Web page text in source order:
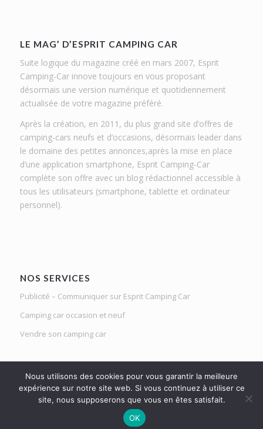
LE MAG’ D’ESPRIT CAMPING CAR
Suite logique du magazine créé en mars 2007, Esprit
Camping-Car innove toujours en vous proposant
désormais une version numérique et quotidiennement
actualisée de votre magazine préféré.
Après la création, en 2011, du plus grand site d’offres de
camping-cars neufs et d’occasions, désormais leader dans
le domaine des petites annonces,après la mise en place
d’une application smartphone, Esprit Camping-Car
complète son offre avec un blog rédactionnel accessible à
tous les utilisateurs (smartphone, tablette et ordinateur
personnel).
NOS SERVICES
Publicité – Communiquer sur Esprit Camping Car
Camping car occasion et neuf
Vendre son camping car
Le Mag d'Esprit Camping Car | Netlight solutions © 2020 | Tous droits
Nous utilisons des cookies pour vous garantir la meilleure
expérience sur notre site web. Si vous continuez à utiliser ce
site, nous supposerons que vous en êtes satisfait.
OK